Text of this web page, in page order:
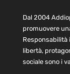
Dal 2004
promuovere
Responsabilità
libertà,
sociale sono i